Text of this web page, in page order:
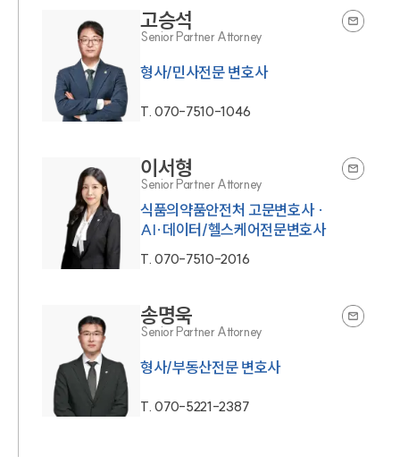
고승석
Senior Partner Attorney
형사/민사전문 변호사
T.070-7510-1046
이서형
Senior Partner Attorney
식품의약품안전처 고문변호사 ·
AI·데이터/헬스케어전문변호사
T.070-7510-2016
송명욱
Senior Partner Attorney
형사/부동산전문 변호사
T.070-5221-2387